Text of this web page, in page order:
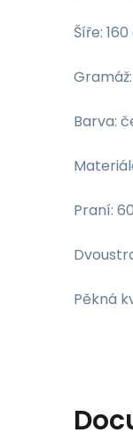
Šíře:
Barva:
Praní:
Pěkná